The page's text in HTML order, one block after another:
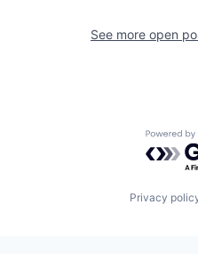
See more open
Privacy